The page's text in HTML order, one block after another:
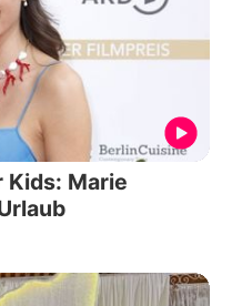
Kids: Marie